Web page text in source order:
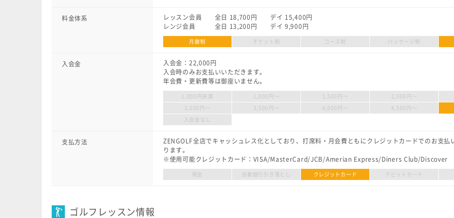
料金体系
レッスン会員 全日 18,700円 デイ 15,400円
レンジ会員 全日 13,200円 デイ 9,900円
月謝制 チケット制 コース制 パッケージ制
入会金
入会金：22,000円
入会時のみお支払いいただきます。
年会費・更新費等は御座いません。
1,000円未満 1,000円〜 1,500円〜 2,000円〜
3,000円〜 3,500円〜 4,000円〜 4,500円〜
入会金なし
支払方法
ZENGOLF全店でキャッシュレス化としており、打席料・月会費ともにクレジットカードでのお支払
ります。
※使用可能クレジットカード：VISA/MasterCard/JCB/Amerian Express/Diners Club/Discover
現金 自動銀行引き落とし クレジットカード デビットカード
ゴルフレッスン情報